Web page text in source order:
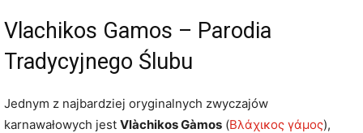
Vlachikos Gamos – Parodia
Tradycyjnego Ślubu
Jednym z najbardziej oryginalnych zwyczajów
karnawałowych jest Vlàchikos Gàmos (Βλάχικος γάμος),